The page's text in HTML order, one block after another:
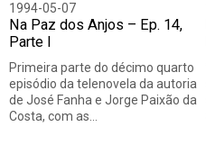
1994-05-07
Na Paz dos Anjos – Ep. 14,
Parte I
Primeira parte do décimo quarto
episódio da telenovela da autoria
de José Fanha e Jorge Paixão da
Costa, com as…